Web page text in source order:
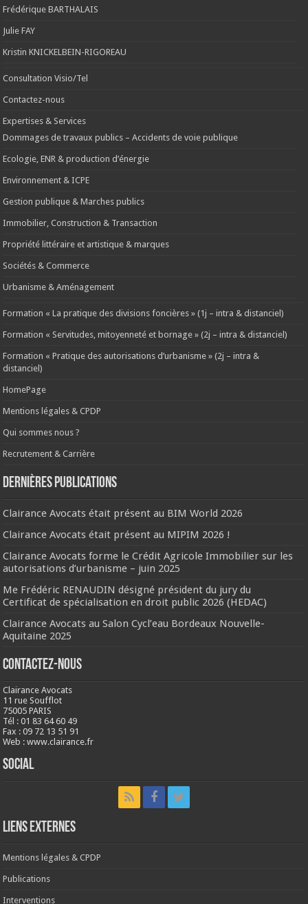
Frédérique BARTHALAIS
Julie FAY
Kristin KNICKELBEIN-RIGOREAU
Consultation Visio/Tel
Contactez-nous
Expertises & Services
Dommages de travaux publics – Accidents de voie publique
Ecologie, ENR & production d’énergie
Environnement & ICPE
Gestion publique & Marches publics
Immobilier, Construction & Transaction
Propriété littéraire et artistique & marques
Sociétés & Commerce
Urbanisme & Aménagement
Formation « La pratique des divisions foncières » (1j – intra & distanciel)
Formation « Servitudes, mitoyenneté et bornage » (2j – intra & distanciel)
Formation « Pratique des autorisations d’urbanisme » (2j – intra &
distanciel)
HomePage
Mentions légales & CPDP
Qui sommes nous ?
Recrutement & Carrière
Dernières publications
Clairance Avocats était présent au BIM World 2026
Clairance Avocats était présent au MIPIM 2026 !
Clairance Avocats forme le Crédit Agricole Immobilier sur les
autorisations d’urbanisme – juin 2025
Me Frédéric RENAUDIN désigné président du jury du
Certificat de spécialisation en droit public 2026 (HEDAC)
Clairance Avocats au Salon Cycl’eau Bordeaux Nouvelle-
Aquitaine 2025
Contactez-nous
Clairance Avocats
11 rue Soufflot
75005 PARIS
Tél : 01 83 64 60 49
Fax : 09 72 13 51 91
Web : www.clairance.fr
Social
LIENS EXTERNES
Mentions légales & CPDP
Publications
Interventions